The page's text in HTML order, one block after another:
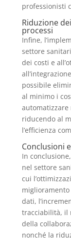
professionisti
Riduzione
processi
Infine,
settore
dei costi e
possibile
al minimo i
riducendo al
l’efficienza
Conclusioni
In
nel settore
cui
miglioramento
dati,
tracciabilità, il
della
nonché la